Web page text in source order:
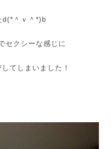
d(*＾ｖ＾*)b
セクシーな感じに
てしまいました！